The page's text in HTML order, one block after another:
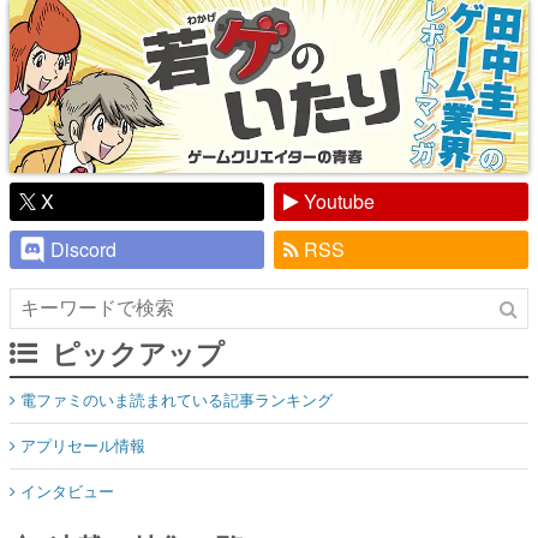
X
Youtube
Discord
RSS
ピックアップ
電ファミのいま読まれている記事ランキング
アプリセール情報
インタビュー